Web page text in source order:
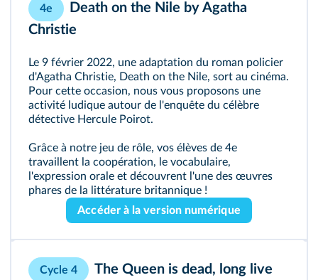
4e
Death on the Nile by Agatha
Christie
Le 9 février 2022, une adaptation du roman policier
d'Agatha Christie, Death on the Nile, sort au cinéma.
Pour cette occasion, nous vous proposons une
activité ludique autour de l'enquête du célèbre
détective Hercule Poirot.
Grâce à notre jeu de rôle, vos élèves de 4e
travaillent la coopération, le vocabulaire,
l'expression orale et découvrent l'une des œuvres
phares de la littérature britannique !
Accéder à la version numérique
Cycle 4
The Queen is dead, long live